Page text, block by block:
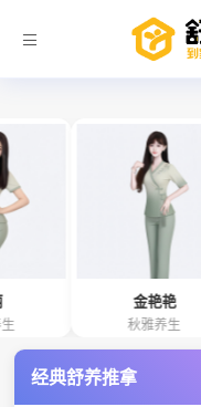
经典舒养推拿